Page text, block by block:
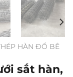
HÀN ĐỔ BÊ
sắt hàn,